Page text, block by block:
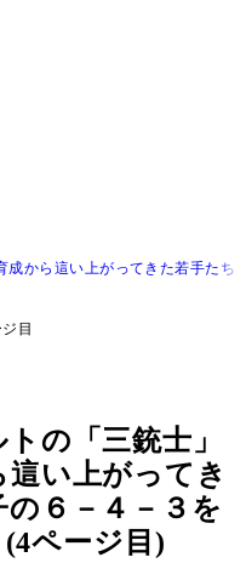
から這い上がってきた若手たち
目
の「三銃士」
い上がってき
６－４－３を
ページ目)